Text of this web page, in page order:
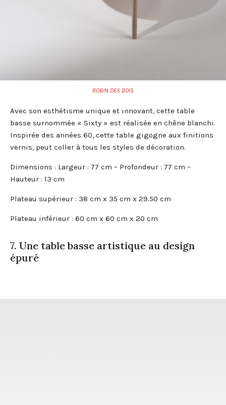
ROBIN DES BOIS
Avec son esthétisme unique et innovant, cette table
basse surnommée « Sixty » est réalisée en chêne blanchi.
Inspirée des années 60, cette table gigogne aux finitions
vernis, peut coller à tous les styles de décoration.
Dimensions : Largeur : 77 cm – Profondeur : 77 cm –
Hauteur : 13 cm
Plateau supérieur : 38 cm x 35 cm x 29.50 cm
Plateau inférieur : 60 cm x 60 cm x 20 cm
7. Une table basse artistique au design
épuré